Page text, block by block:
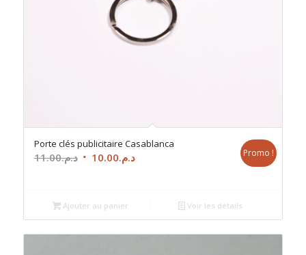
Porte clés publicitaire Casablanca
د.م.11.00
Le
était :
د.م.11.00.
د.م.10.00
Le
د.م.10.00.
Promo !
Ajouter au panier Voir les détails